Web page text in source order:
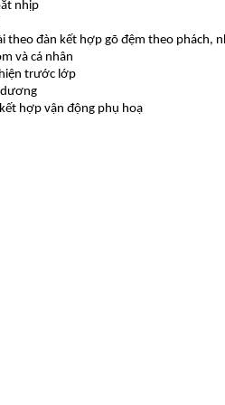
nhịp
theo đàn kết hợp gõ đệm theo phách,
và cá nhân
trước lớp
dương
hợp vận động phụ hoạ